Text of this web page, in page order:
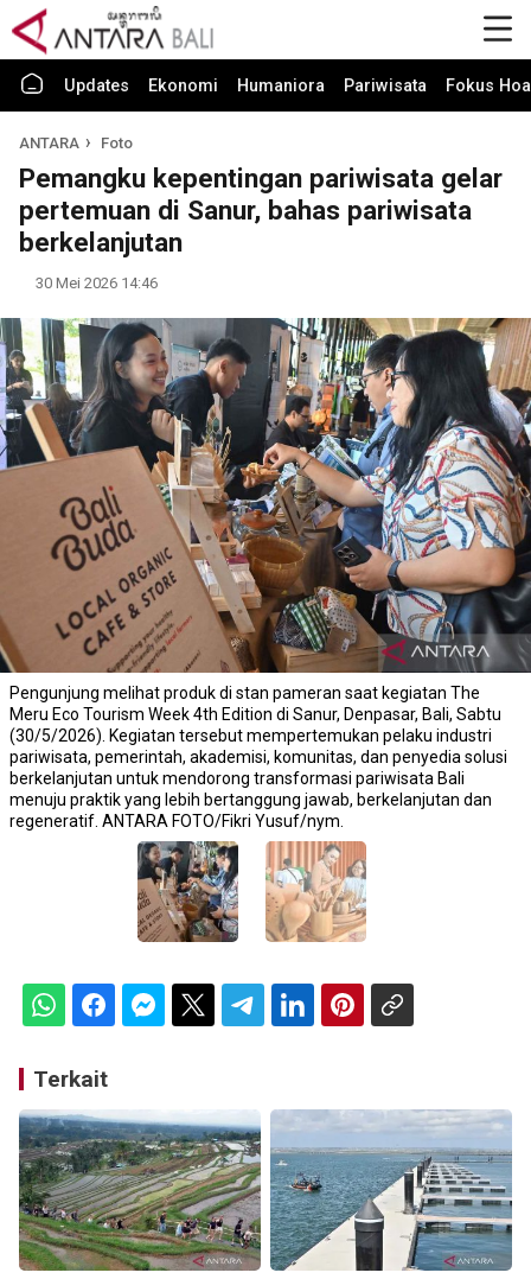
Updates Ekonomi Humaniora Pariwisata Fokus
ANTARA Foto
Pemangku kepentingan pariwisata gelar
pertemuan di Sanur, bahas pariwisata
berkelanjutan
30 Mei 2026 14:46
Pengunjung melihat produk di stan pameran saat kegiatan The
Meru Eco Tourism Week 4th Edition di Sanur, Denpasar, Bali, Sabtu
(30/5/2026). Kegiatan tersebut mempertemukan pelaku industri
pariwisata, pemerintah, akademisi, komunitas, dan penyedia solusi
berkelanjutan untuk mendorong transformasi pariwisata Bali
menuju praktik yang lebih bertanggung jawab, berkelanjutan dan
regeneratif. ANTARA FOTO/Fikri Yusuf/nym.
Terkait